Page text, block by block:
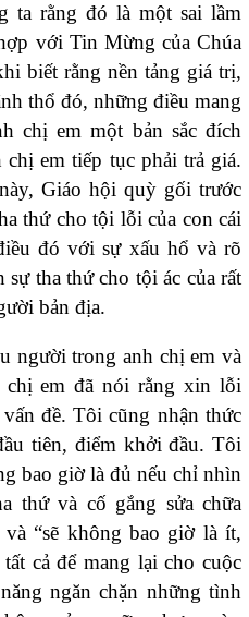
ta rằng đó là một sai lầm
với Tin Mừng của Chúa
biết rằng nền tảng giá trị,
thổ đó, những điều mang
chị em một bản sắc đích
em tiếp tục phải trả giá.
Giáo hội quỳ gối trước
thứ cho tội lỗi của con cái
đó với sự xấu hổ và rõ
tha thứ cho tội ác của rất
bản địa.
người trong anh chị em và
chị em đã nói rằng xin lỗi
đề. Tôi cũng nhận thức
tiên, điểm khởi đầu. Tôi
bao giờ là đủ nếu chỉ nhìn
thứ và cố gắng sửa chữa
“sẽ không bao giờ là ít,
cả để mang lại cho cuộc
ngăn chặn những tình